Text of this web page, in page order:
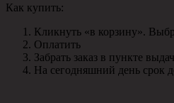
Как купить:
Кликнуть «в корзину».
Оплатить
Забрать заказ в пункте
На сегодняшний день срок